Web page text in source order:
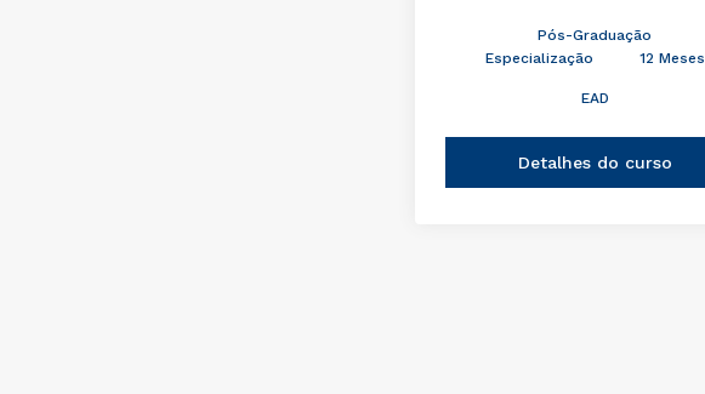
Pós-Graduação
Especialização
12 Meses
EAD
Detalhes do curso